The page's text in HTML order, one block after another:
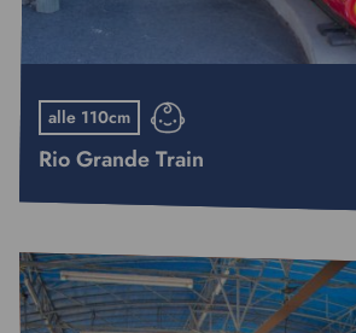
alle 110cm
Rio Grande Train